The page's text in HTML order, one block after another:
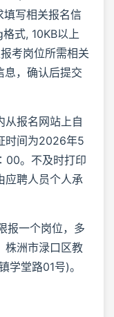
写相关报名信
式, 10KB以上
考岗位所需相关
，确认后提交
从报名网站上自
时间为2026年5
。不及时打印
应聘人员个人承
报一个岗位，多
株洲市渌口区教
学堂路01号)。